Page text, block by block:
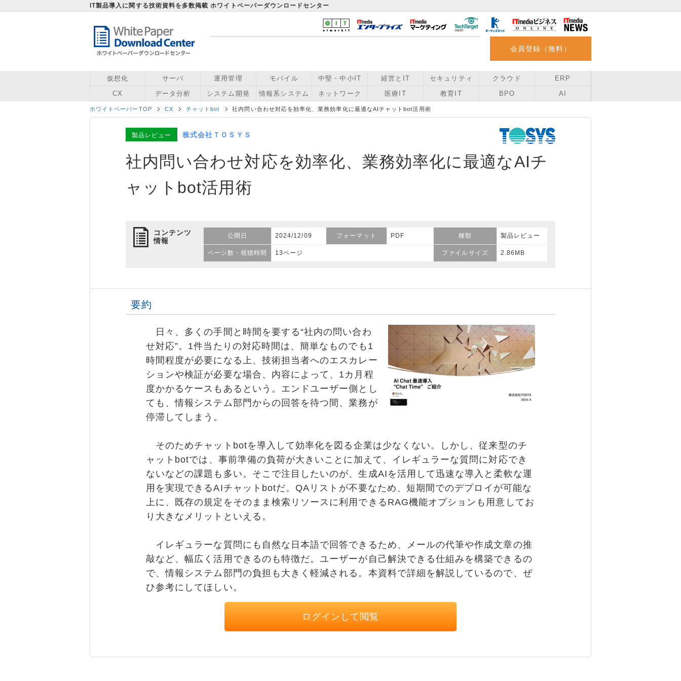
IT製品導入に関する技術資料を多数掲載 ホワイトペーパーダウンロードセンター
会員登録（無料）
仮想化 サーバ 運用管理 モバイル 中堅・中小IT 経営とIT セキュリティ クラウド
ERP
CX
データ分析 システム開発 情報系システム ネットワーク 医療IT 教育IT BPO AI
ホワイトペーパーTOP CX チャットbot 社内問い合わせ対応を効率化、業務効率化に最適なAIチャットbot活用術
製品レビュー 株式会社ＴＯＳＹＳ
社内問い合わせ対応を効率化、業務効率化に最適なAIチ
ャットbot活用術
コンテンツ
情報
公開日 2024/12/09 フォーマット PDF 種類 製品レビュー
ページ数・視聴時間 13ページ ファイルサイズ 2.86MB
要約
日々、多くの手間と時間を要する“社内の問い合わ
せ対応”。1件当たりの対応時間は、簡単なものでも1
時間程度が必要になる上、技術担当者へのエスカレー
ションや検証が必要な場合、内容によって、1カ月程
度かかるケースもあるという。エンドユーザー側とし
ても、情報システム部門からの回答を待つ間、業務が
停滞してしまう。
そのためチャットbotを導入して効率化を図る企業は少なくない。しかし、従来型のチ
ャットbotでは、事前準備の負荷が大きいことに加えて、イレギュラーな質問に対応でき
ないなどの課題も多い。そこで注目したいのが、生成AIを活用して迅速な導入と柔軟な運
用を実現できるAIチャットbotだ。QAリストが不要なため、短期間でのデプロイが可能な
上に、既存の規定をそのまま検索リソースに利用できるRAG機能オプションも用意してお
り大きなメリットといえる。
イレギュラーな質問にも自然な日本語で回答できるため、メールの代筆や作成文章の推
敲など、幅広く活用できるのも特徴だ。ユーザーが自己解決できる仕組みを構築できるの
で、情報システム部門の負担も大きく軽減される。本資料で詳細を解説しているので、ぜ
ひ参考にしてほしい。
ログインして閲覧